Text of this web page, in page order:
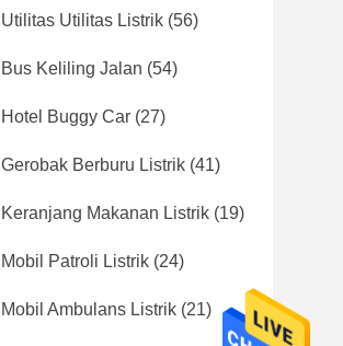
Utilitas Utilitas Listrik (56)
Bus Keliling Jalan (54)
Hotel Buggy Car (27)
Gerobak Berburu Listrik (41)
Keranjang Makanan Listrik (19)
Mobil Patroli Listrik (24)
Mobil Ambulans Listrik (21)